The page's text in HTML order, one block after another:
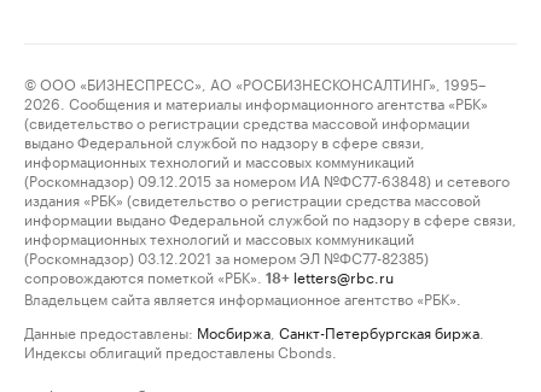
© ООО «БИЗНЕСПРЕСС», АО «РОСБИЗНЕСКОНСАЛТИНГ», 1995–
2026. Сообщения и материалы информационного агентства «РБК»
(свидетельство о регистрации средства массовой информации
выдано Федеральной службой по надзору в сфере связи,
информационных технологий и массовых коммуникаций
(Роскомнадзор) 09.12.2015 за номером ИА №ФС77-63848) и сетевого
издания «РБК» (свидетельство о регистрации средства массовой
информации выдано Федеральной службой по надзору в сфере связи,
информационных технологий и массовых коммуникаций
(Роскомнадзор) 03.12.2021 за номером ЭЛ №ФС77-82385)
сопровождаются пометкой «РБК».
18+ letters@rbc.ru
Владельцем сайта является информационное агентство «РБК».
Данные предоставлены: Мосбиржа Санкт-Петербургская биржа
Индексы облигаций предоставлены Cbonds.